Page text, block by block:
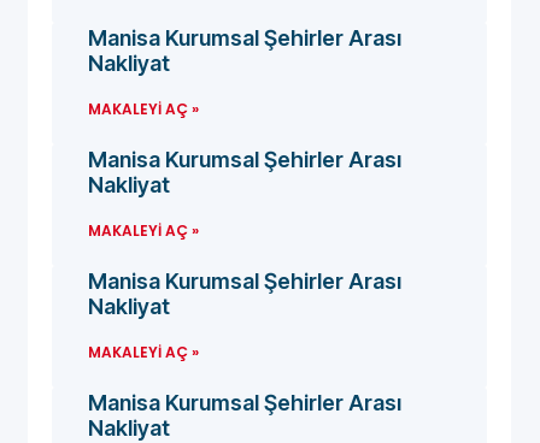
Manisa Kurumsal Şehirler Arası
Nakliyat
MAKALEYI AÇ »
Manisa Kurumsal Şehirler Arası
Nakliyat
MAKALEYI AÇ »
Manisa Kurumsal Şehirler Arası
Nakliyat
MAKALEYI AÇ »
Manisa Kurumsal Şehirler Arası
Nakliyat